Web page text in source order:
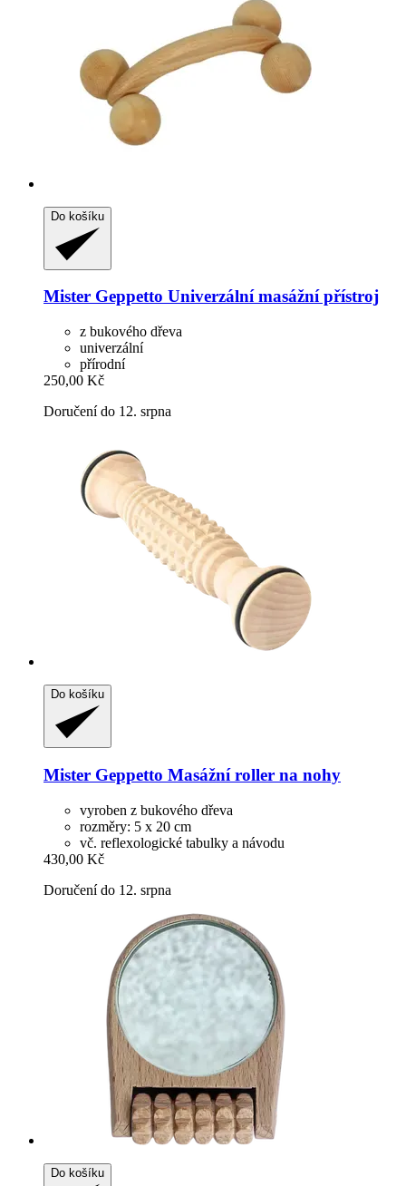
Do košíku
Mister Geppetto Univerzální masážní přístroj
z bukového dřeva
univerzální
přírodní
250,00 Kč
Doručení do 12. srpna
Do košíku
Mister Geppetto Masážní roller na nohy
vyroben z bukového dřeva
rozměry: 5 x 20 cm
vč. reflexologické tabulky a návodu
430,00 Kč
Doručení do 12. srpna
Do košíku